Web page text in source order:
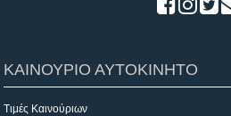
ΚΑΙΝΟΥΡΙΟ ΑΥΤΟΚΙΝΗΤΟ
Τιμές Καινούριων